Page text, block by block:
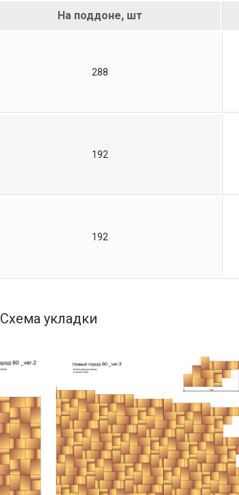
На поддоне, шт
288
192
192
Схема укладки